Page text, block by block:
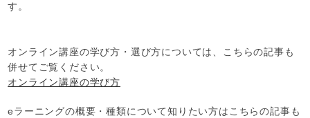
す。
オンライン講座の学び方・選び方については、こちらの記事も
併せてご覧ください。
オンライン講座の学び方
eラーニングの概要・種類について知りたい方はこちらの記事も